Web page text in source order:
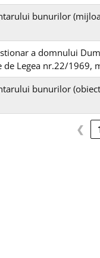
bunurilor
a domnului
Legea nr.22/1969,
bunurilor
❮